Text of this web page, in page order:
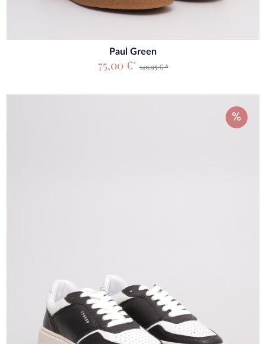
Paul Green
75,00 €* 149,95 € *